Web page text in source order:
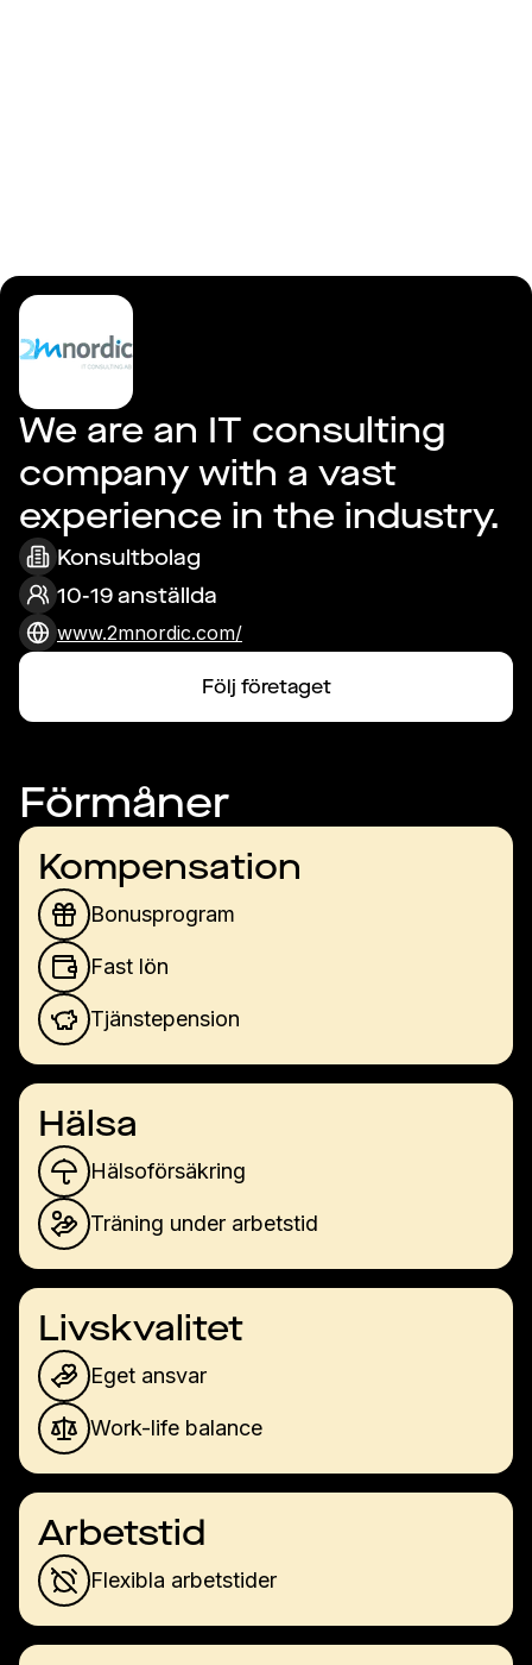
We are an IT consulting
company with a vast
experience in the industry.
Konsultbolag
10-19 anställda
www.2mnordic.com/
Följ företaget
Förmåner
Kompensation
Bonusprogram
Fast lön
Tjänstepension
Hälsa
Hälsoförsäkring
Träning under arbetstid
Livskvalitet
Eget ansvar
Work-life balance
Arbetstid
Flexibla arbetstider